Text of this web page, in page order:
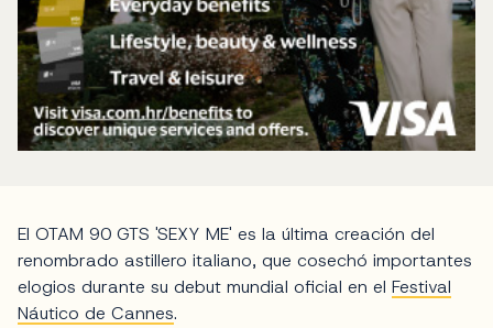
El OTAM 90 GTS 'SEXY ME' es la última creación del
renombrado astillero italiano, que cosechó importantes
elogios durante su debut mundial oficial en el Festival
Náutico de Cannes.